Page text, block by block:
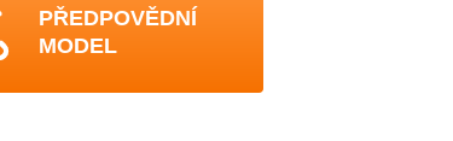
PŘEDPOVĚDNÍ
MODEL